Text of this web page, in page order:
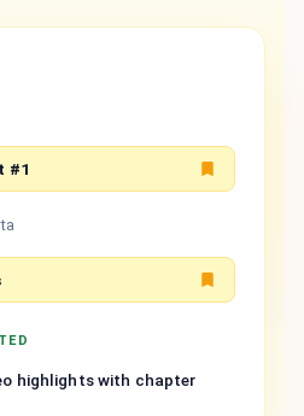
#1
highlights with chapter